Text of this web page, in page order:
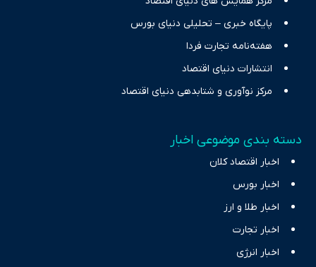
پایگاه خبری – تحلیلی دنیای بورس
هفته‌نامه تجارت فردا
انتشارات دنیای اقتصاد
مرکز نوآوری و شتابدهی دنیای اقتصاد
دسته بندی موضوعی اخبار
اخبار اقتصاد کلان
اخبار بورس
اخبار طلا و ارز
اخبار تجارت
اخبار انرژی